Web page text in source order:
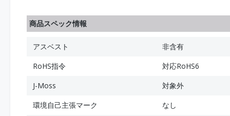
商品スペック情報
アスベスト
非含有
RoHS指令
対応RoHS6
J-Moss
対象外
環境自己主張マーク
なし